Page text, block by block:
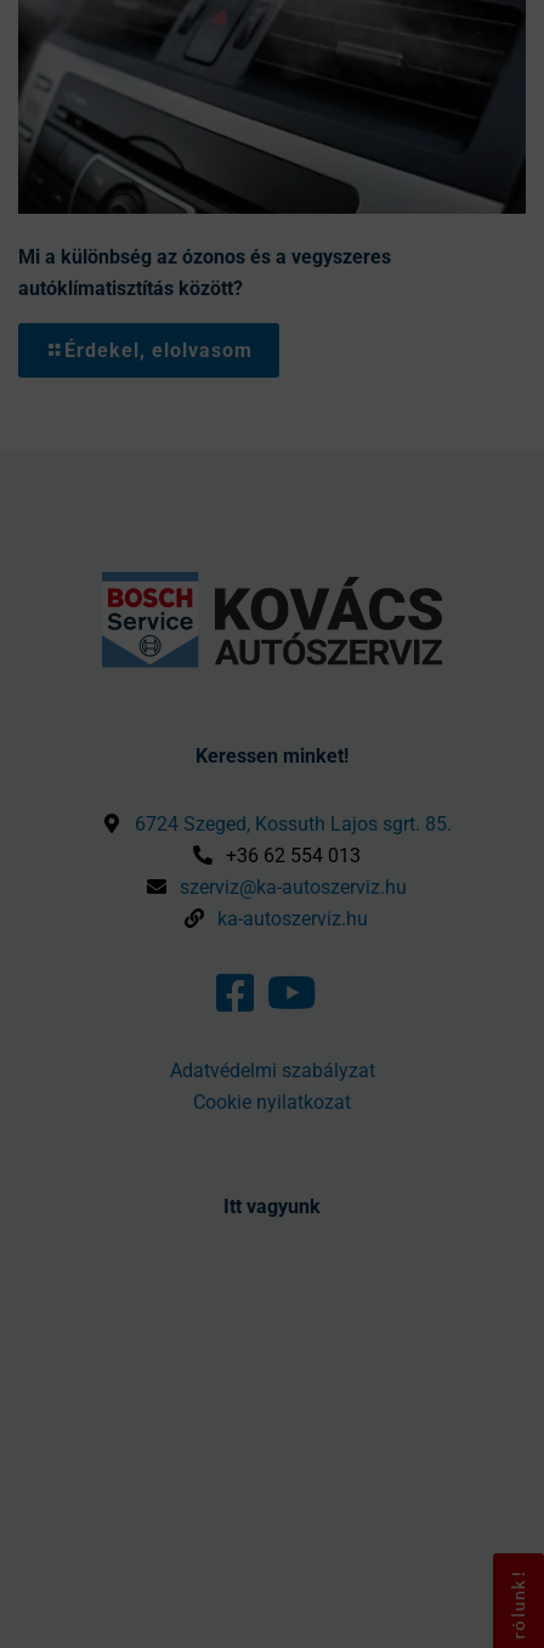
Mi a különbség az ózonos és a vegyszeres
autóklímatisztítás között?
Érdekel, elolvasom
Keressen minket!
6724 Szeged, Kossuth Lajos sgrt. 85.
+36 62 554 013
szerviz@ka-autoszerviz.hu
ka-autoszerviz.hu
Adatvédelmi szabályzat
Cookie nyilatkozat
Itt vagyunk